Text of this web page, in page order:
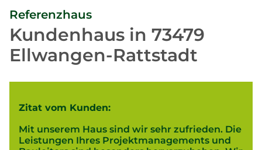
Referenzhaus
Kundenhaus in 73479
Ellwangen-Rattstadt
Zitat vom Kunden:
Mit unserem Haus sind wir sehr zufrieden. Die
Leistungen Ihres Projektmanagements und